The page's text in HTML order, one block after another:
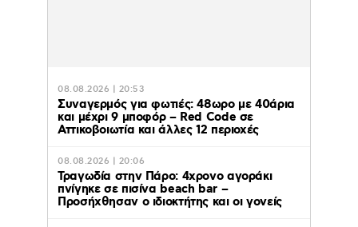
08.08.2026 | 20:53
Συναγερμός για φωτιές: 48ωρο με 40άρια
και μέχρι 9 μποφόρ – Red Code σε
Αττικοβοιωτία και άλλες 12 περιοχές
08.08.2026 | 20:06
Τραγωδία στην Πάρο: 4χρονο αγοράκι
πνίγηκε σε πισίνα beach bar –
Προσήχθησαν ο ιδιοκτήτης και οι γονείς